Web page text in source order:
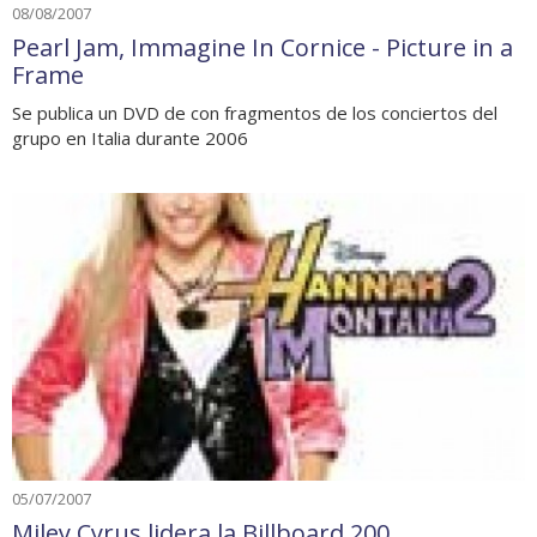
08/08/2007
Pearl Jam, Immagine In Cornice - Picture in a
Frame
Se publica un DVD de con fragmentos de los conciertos del
grupo en Italia durante 2006
05/07/2007